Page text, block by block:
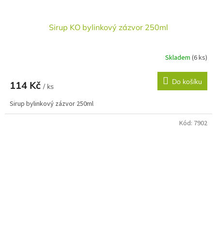
Sirup KO bylinkový zázvor 250ml
Skladem (6 ks)
114 Kč / ks
Do košíku
Sirup bylinkový zázvor 250ml
Kód: 7902